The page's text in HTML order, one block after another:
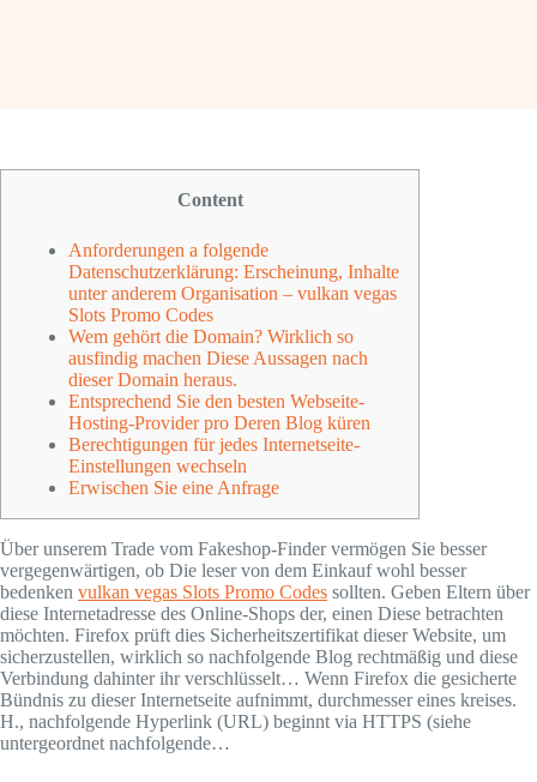
Content
Anforderungen a folgende
Datenschutzerklärung: Erscheinung, Inhalte
unter anderem Organisation – vulkan vegas
Slots Promo Codes
Wem gehört die Domain? Wirklich so
ausfindig machen Diese Aussagen nach
dieser Domain heraus.
Entsprechend Sie den besten Webseite-
Hosting-Provider pro Deren Blog küren
Berechtigungen für jedes Internetseite-
Einstellungen wechseln
Erwischen Sie eine Anfrage
Über unserem Trade vom Fakeshop-Finder vermögen Sie besser
vergegenwärtigen, ob Die leser von dem Einkauf wohl besser
bedenken vulkan vegas Slots Promo Codes sollten. Geben Eltern über
diese Internetadresse des Online-Shops der, einen Diese betrachten
möchten. Firefox prüft dies Sicherheitszertifikat dieser Website, um
sicherzustellen, wirklich so nachfolgende Blog rechtmäßig und diese
Verbindung dahinter ihr verschlüsselt… Wenn Firefox die gesicherte
Bündnis zu dieser Internetseite aufnimmt, durchmesser eines kreises.
H., nachfolgende Hyperlink (URL) beginnt via HTTPS (siehe
untergeordnet nachfolgende…